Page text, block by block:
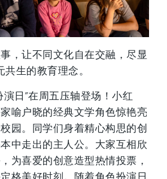
，让不同文化自在交融，尽显
共生的教育理念。
演日”在周五压轴登场！小红
喻户晓的经典文学角色惊艳亮
园。同学们身着精心构思的创
中走出的主人公。大家互相欣
为喜爱的创意造型热情投票，
格美好时刻。随着角色扮演日